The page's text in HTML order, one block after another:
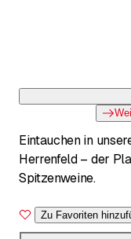
Eintauchen in unsere Welt
Herrenfeld – der
Spitzenweine.
Zu Favoriten